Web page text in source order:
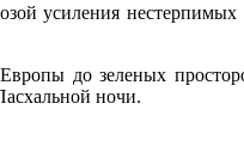
усиления
до зеленых
ночи.